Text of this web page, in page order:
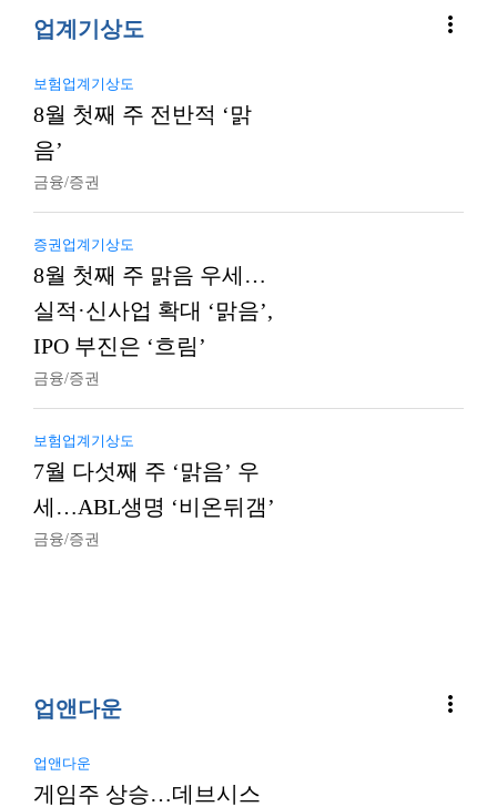
업계기상도 more_vert
보험업계기상도
8월 첫째 주 전반적 ‘맑
음’
금융/증권
증권업계기상도
8월 첫째 주 맑음 우세…
실적·신사업 확대 ‘맑음’,
IPO 부진은 ‘흐림’
금융/증권
보험업계기상도
7월 다섯째 주 ‘맑음’ 우
세…ABL생명 ‘비온뒤갬’
금융/증권
업앤다운 more_vert
업앤다운
게임주 상승…데브시스